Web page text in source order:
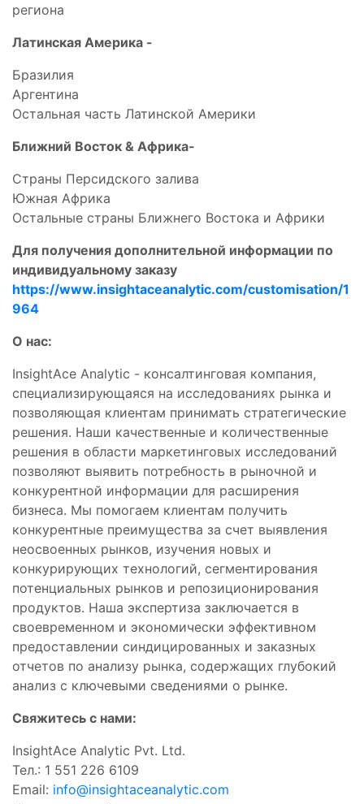
региона
Латинская Америка -
Бразилия
Аргентина
Остальная часть Латинской Америки
Ближний Восток & Африка-
Страны Персидского залива
Южная Африка
Остальные страны Ближнего Востока и Африки
Для получения дополнительной информации по
индивидуальному заказу
https://www.insightaceanalytic.com/customisation/1
964
О нас:
InsightAce Analytic - консалтинговая компания,
специализирующаяся на исследованиях рынка и
позволяющая клиентам принимать стратегические
решения. Наши качественные и количественные
решения в области маркетинговых исследований
позволяют выявить потребность в рыночной и
конкурентной информации для расширения
бизнеса. Мы помогаем клиентам получить
конкурентные преимущества за счет выявления
неосвоенных рынков, изучения новых и
конкурирующих технологий, сегментирования
потенциальных рынков и репозиционирования
продуктов. Наша экспертиза заключается в
своевременном и экономически эффективном
предоставлении синдицированных и заказных
отчетов по анализу рынка, содержащих глубокий
анализ с ключевыми сведениями о рынке.
Свяжитесь с нами:
InsightAce Analytic Pvt. Ltd.
Тел.: 1 551 226 6109
Email: info@insightaceanalytic.com